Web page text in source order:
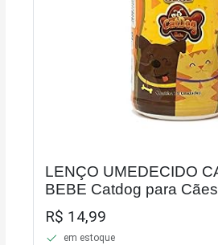
LENÇO UMEDECIDO
BEBE Catdog para Cães
R$ 14,99
em estoque